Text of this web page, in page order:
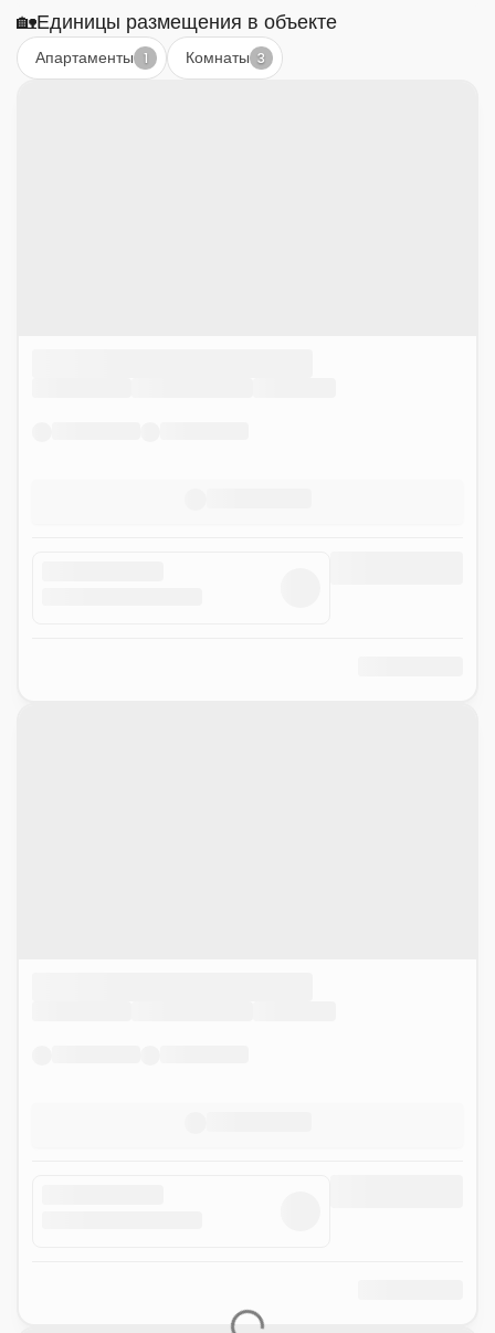
🏡Единицы размещения в объекте
Апартаменты 1 Комнаты 3